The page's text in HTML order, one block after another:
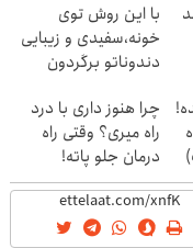
با این روش توی
خونه،سفیدی و زیبایی
دندوناتو برگردون
چرا هنوز داری با درد
راه میری؟ وقتی راه
درمان جلو پاته!